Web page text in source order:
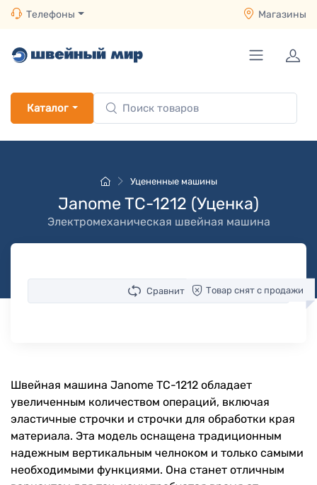
Телефоны Магазины
Каталог
Уцененные машины
Janome TC-1212 (Уценка)
Электромеханическая швейная машина
Товар снят с продажи
Сравнить
Швейная машина Janome TC-1212 обладает
увеличенным количеством операций, включая
эластичные строчки и строчки для обработки края
материала. Эта модель оснащена традиционным
надежным вертикальным челноком и только самыми
необходимыми функциями. Она станет отличным